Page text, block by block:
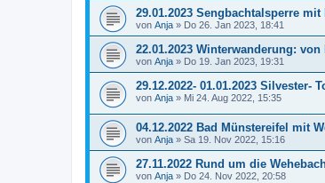
29.01.2023 Sengbachtalsperre
von Anja » Do 26. Jan 2023, 18:41
22.01.2023 Winterwanderung:
von Anja » Do 19. Jan 2023, 19:31
29.12.2022- 01.01.2023 Silvester-
von Anja » Mi 24. Aug 2022, 15:35
04.12.2022 Bad Münstereifel mit
von Anja » Sa 19. Nov 2022, 15:16
27.11.2022 Rund um die
von Anja » Do 24. Nov 2022, 20:58